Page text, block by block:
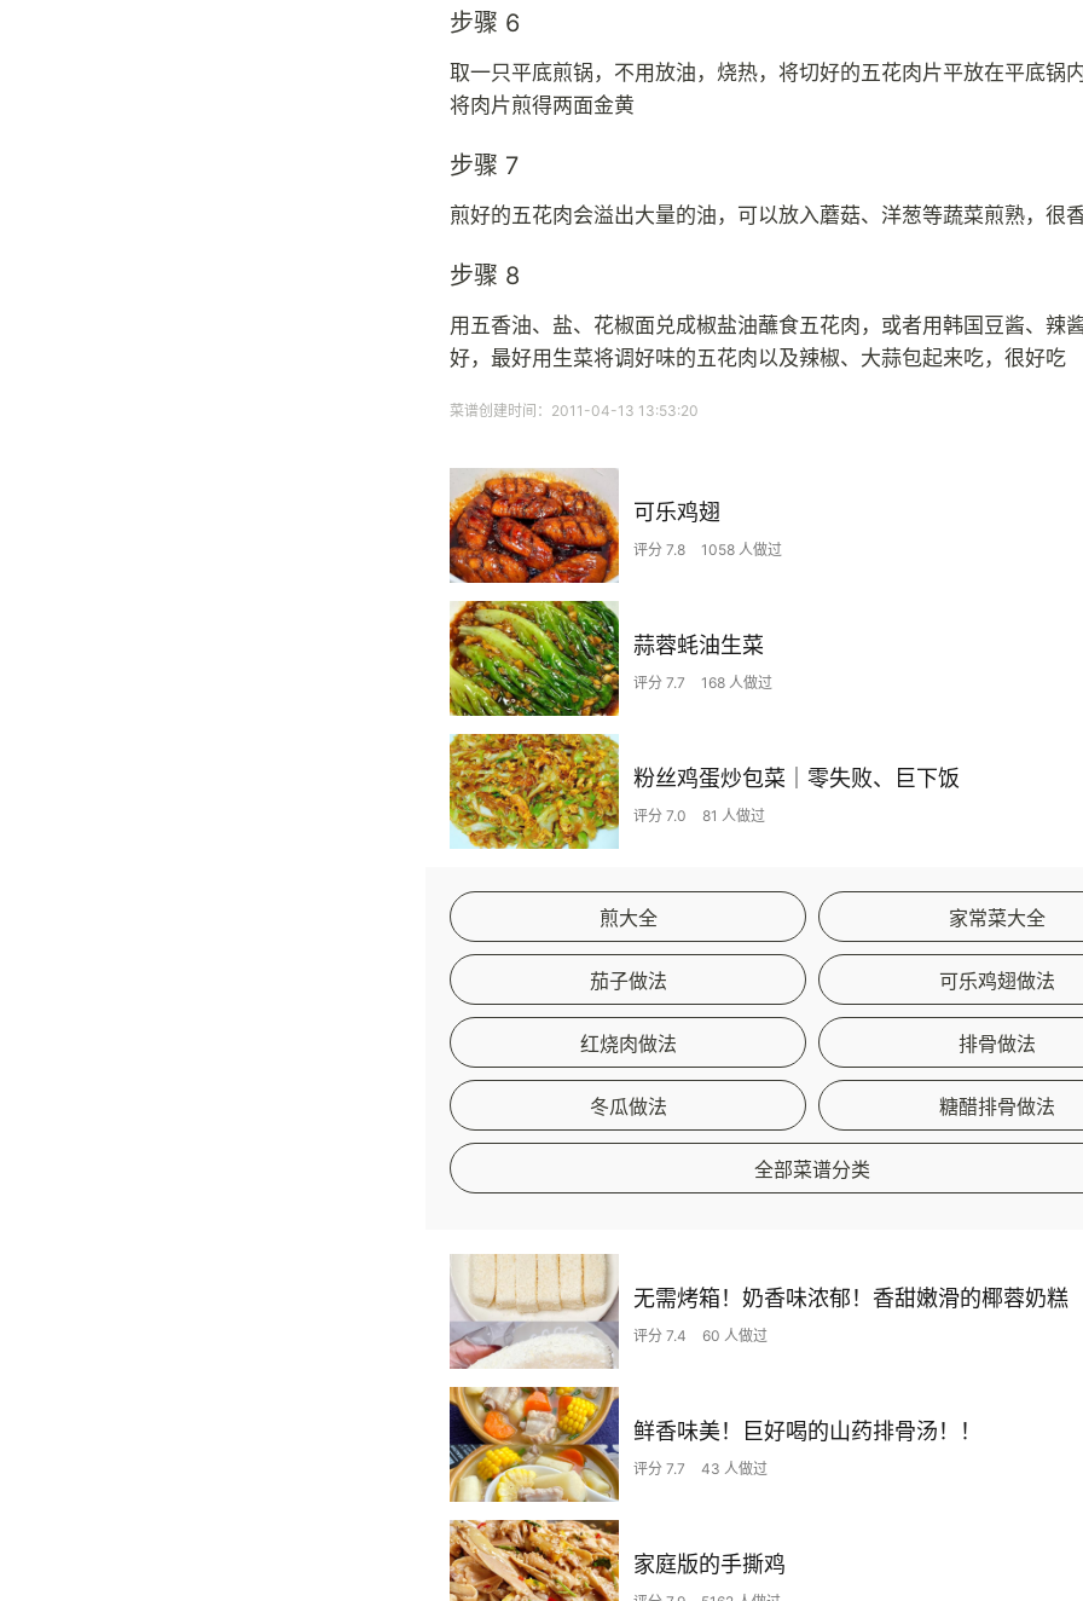
步骤 6
取一只平底煎锅，不用放油，烧热，将切好的五花肉片平放在平底锅
将肉片煎得两面金黄
步骤 7
煎好的五花肉会溢出大量的油，可以放入蘑菇、洋葱等蔬菜煎熟，很
步骤 8
用五香油、盐、花椒面兑成椒盐油蘸食五花肉，或者用韩国豆酱、辣
好，最好用生菜将调好味的五花肉以及辣椒、大蒜包起来吃，很好吃
菜谱创建时间：2011-04-13 13:53:20
可乐鸡翅
评分 7.8 1058 人做过
蒜蓉蚝油生菜
评分 7.7 168 人做过
粉丝鸡蛋炒包菜｜零失败、巨下饭
评分 7.0 81 人做过
煎大全 家常菜大全
茄子做法 可乐鸡翅做法
红烧肉做法 排骨做法
冬瓜做法 糖醋排骨做法
全部菜谱分类
无需烤箱！奶香味浓郁！香甜嫩滑的椰蓉奶糕
评分 7.4 60 人做过
鲜香味美！巨好喝的山药排骨汤！！
评分 7.7 43 人做过
家庭版的手撕鸡